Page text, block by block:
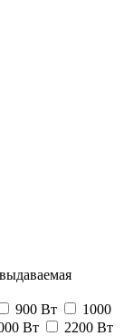
900 Вт
1000
Вт
2200 Вт